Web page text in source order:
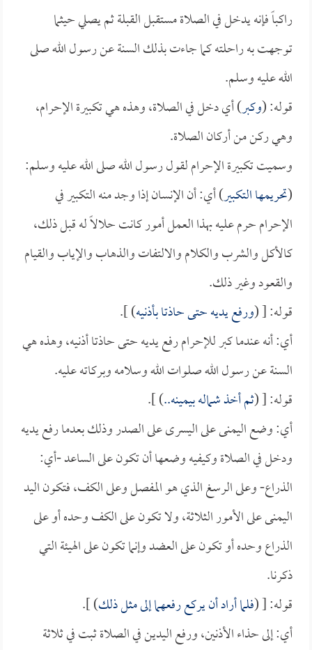
راكباً فإنه يدخل في الصلاة مستقبل القبلة ثم يصلي حيثما
توجهت به راحلته كما جاءت بذلك السنة عن رسول الله صلى
الله عليه وسلم.
قوله: (وكبر) أي دخل في الصلاة، وهذه هي تكبيرة الإحرام،
وهي ركن من أركان الصلاة.
وسميت تكبيرة الإحرام لقول رسول الله صلى الله عليه وسلم:
(تحريمها التكبير) أي: أن الإنسان إذا وجد منه التكبير في
الإحرام حرم عليه بهذا العمل أمور كانت حلالاً له قبل ذلك،
كالأكل والشرب والكلام والالتفات والذهاب والإياب والقيام
والقعود وغير ذلك.
قوله: [ (ورفع يديه حتى حاذتا بأذنيه) ].
أي: أنه عندما كبر للإحرام رفع يديه حتى حاذتا أذنيه، وهذه هي
السنة عن رسول الله صلوات الله وسلامه وبركاته عليه.
قوله: [ (ثم أخذ شماله بيمينه..) ].
أي: وضع اليمنى على اليسرى على الصدر وذلك بعدما رفع يديه
ودخل في الصلاة وكيفيه وضعها أن تكون على الساعد -أي:
الذراع- وعلى الرسغ الذي هو المفصل وعلى الكف، فتكون اليد
اليمنى على الأمور الثلاثة، ولا تكون على الكف وحده أو على
الذراع وحده أو تكون على العضد وإنما تكون على الهيئة التي
ذكرنا.
قوله: [ (فلما أراد أن يركع رفعهما إلى مثل ذلك) ].
أي: إلى حذاء الأذنين، ورفع اليدين في الصلاة ثبت في ثلاثة